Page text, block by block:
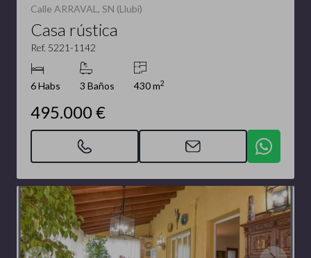
Calle ARRAVAL, SN (Llubí)
Casa rústica
Ref. 5221-1142
6 Habs 3 Baños 430 m2
495.000 €